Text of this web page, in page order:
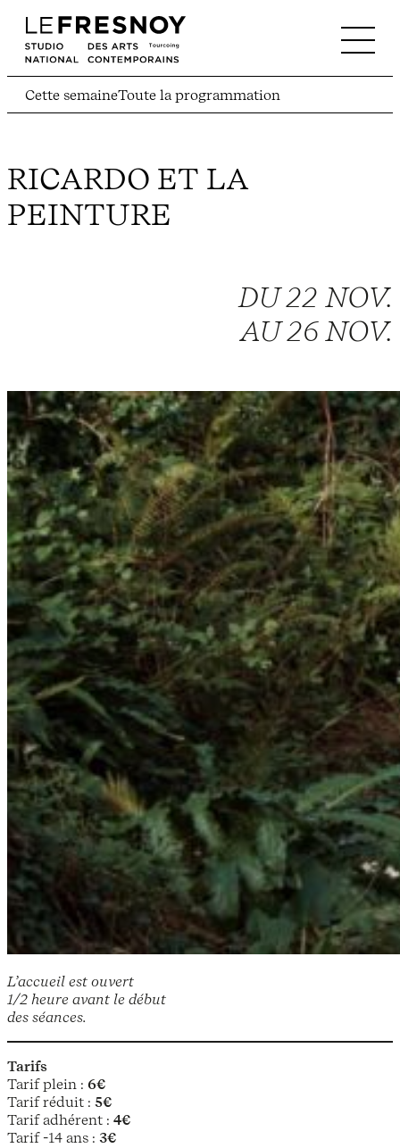
Cette semaineToute la programmation
RICARDO ET LA
PEINTURE
DU 22 NOV.
AU 26 NOV.
L’accueil est ouvert
1/2 heure avant le début
des séances.
Tarifs
Tarif plein : 6€
Tarif réduit : 5€
Tarif adhérent : 4€
Tarif -14 ans : 3€